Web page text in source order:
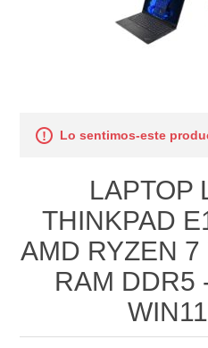
Lo sentimos-este
LAPTOP
THINKPAD
AMD RYZEN
RAM DDR5